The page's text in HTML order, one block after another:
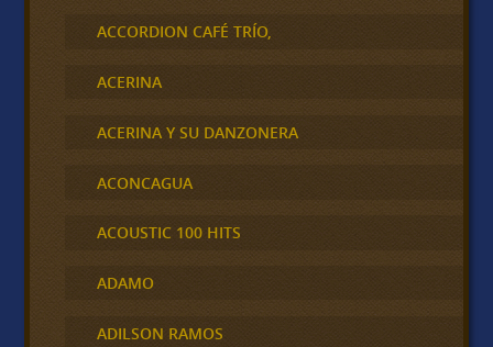
ACCORDION CAFÉ TRÍO,
ACERINA
ACERINA Y SU DANZONERA
ACONCAGUA
ACOUSTIC 100 HITS
ADAMO
ADILSON RAMOS